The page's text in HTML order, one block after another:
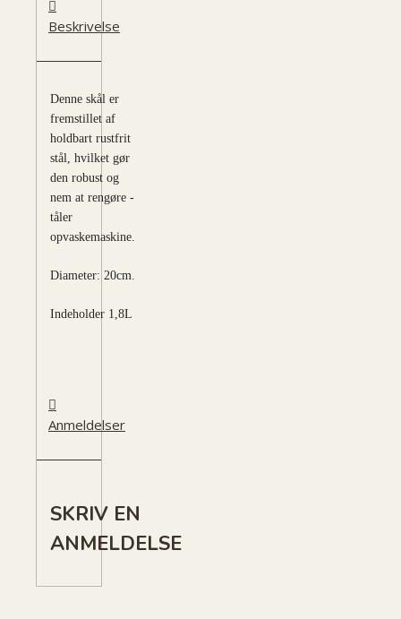
Beskrivelse
Denne skål er
fremstillet af
holdbart rustfrit
stål, hvilket gør
den robust og
nem at rengøre -
tåler
opvaskemaskine.
Diameter: 20cm.
Indeholder 1,8L
Anmeldelser
SKRIV EN
ANMELDELSE